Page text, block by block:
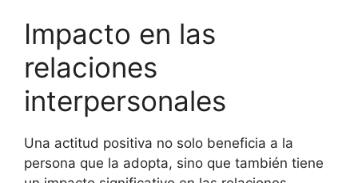
Impacto en las
relaciones
interpersonales
Una actitud positiva no solo beneficia a la
persona que la adopta, sino que también tiene